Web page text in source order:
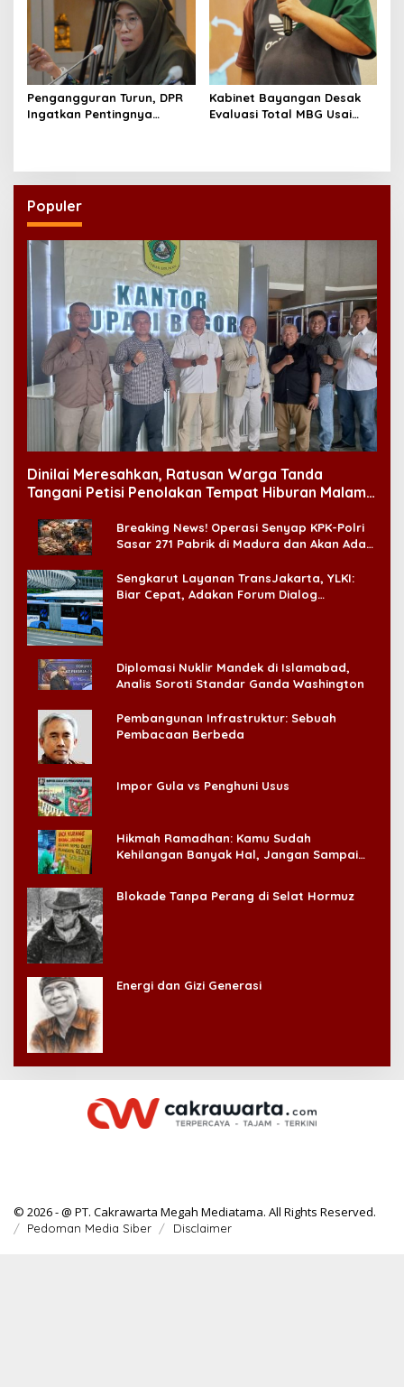
Pengangguran Turun, DPR
Ingatkan Pentingnya
Kabinet Bayangan Desak
Evaluasi Total MBG Usai
Populer
Dinilai Meresahkan, Ratusan Warga Tanda
Tangani Petisi Penolakan Tempat Hiburan Malam
Breaking News! Operasi Senyap KPK-Polri
Sasar 271 Pabrik di Madura dan Akan Ada
Sengkarut Layanan TransJakarta, YLKI:
Biar Cepat, Adakan Forum Dialog
Diplomasi Nuklir Mandek di Islamabad,
Analis Soroti Standar Ganda Washington
Pembangunan Infrastruktur: Sebuah
Pembacaan Berbeda
Impor Gula vs Penghuni Usus
Hikmah Ramadhan: Kamu Sudah
Kehilangan Banyak Hal, Jangan Sampai
Blokade Tanpa Perang di Selat Hormuz
Energi dan Gizi Generasi
© 2026 - @ PT. Cakrawarta Megah Mediatama. All Rights Reserved.
Pedoman Media Siber Disclaimer